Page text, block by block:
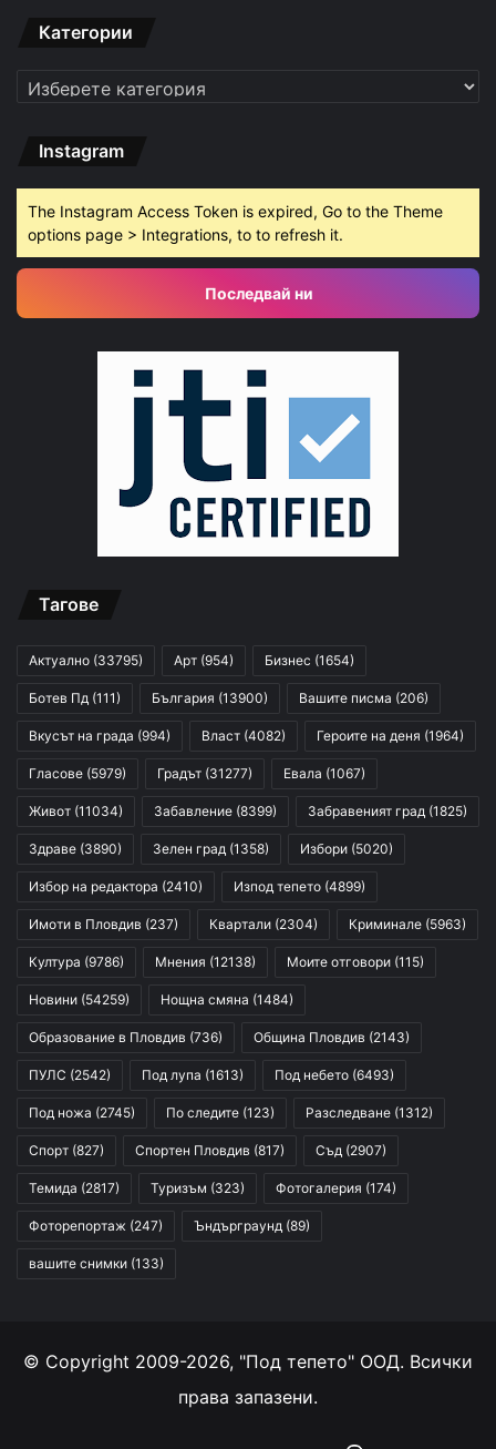
Категории
Категории
Instagram
The Instagram Access Token is expired, Go to the Theme
options page > Integrations, to to refresh it.
Последвай ни
Тагове
Актуално (33795) Арт (954) Бизнес (1654)
Ботев Пд (111) България (13900) Вашите писма (206)
Вкусът на града (994) Власт (4082) Героите на деня (1964)
Гласове (5979) Градът (31277) Евала (1067)
Живот (11034) Забавление (8399) Забравеният град (1825)
Здраве (3890) Зелен град (1358) Избори (5020)
Избор на редактора (2410) Изпод тепето (4899)
Имоти в Пловдив (237) Квартали (2304) Криминале (5963)
Култура (9786) Мнения (12138) Моите отговори (115)
Новини (54259) Нощна смяна (1484)
Образование в Пловдив (736) Община Пловдив (2143)
ПУЛС (2542) Под лупа (1613) Под небето (6493)
Под ножа (2745) По следите (123) Разследване (1312)
Спорт (827) Спортен Пловдив (817) Съд (2907)
Темида (2817) Туризъм (323) Фотогалерия (174)
Фоторепортаж (247) Ъндърграунд (89)
вашите снимки (133)
© Copyright 2009-2026, "Под тепето" ООД. Всички
права запазени.